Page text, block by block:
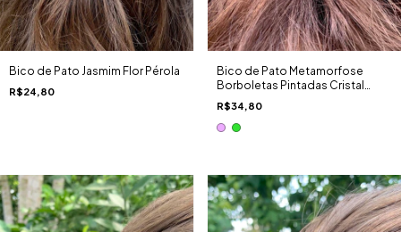
Bico de Pato Jasmim Flor Pérola
R$24,80
Bico de Pato Metamorfose
Borboletas Pintadas Cristal
Formato Gota Cravejado
R$34,80